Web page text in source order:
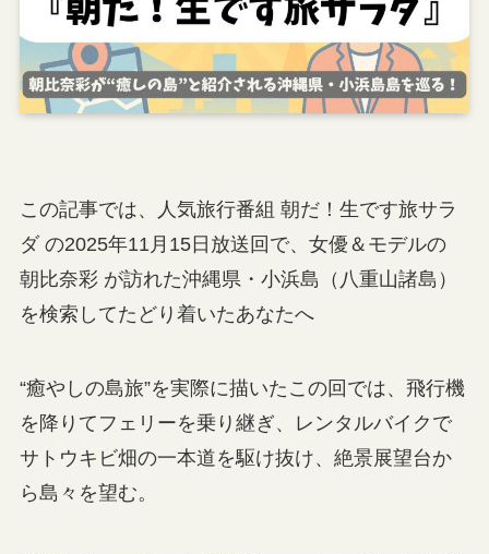
この記事では、人気旅行番組 朝だ！生です旅サラ
ダ の2025年11月15日放送回で、女優＆モデルの
朝比奈彩 が訪れた沖縄県・小浜島（八重山諸島）
を検索してたどり着いたあなたへ
“癒やしの島旅”を実際に描いたこの回では、飛行機
を降りてフェリーを乗り継ぎ、レンタルバイクで
サトウキビ畑の一本道を駆け抜け、絶景展望台か
ら島々を望む。